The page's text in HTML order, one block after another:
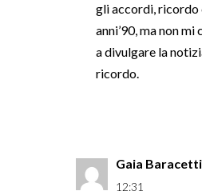
gli accordi, ricordo
anni’90, ma non
a divulgare la
ricordo.
Gaia Baracetti
12:31